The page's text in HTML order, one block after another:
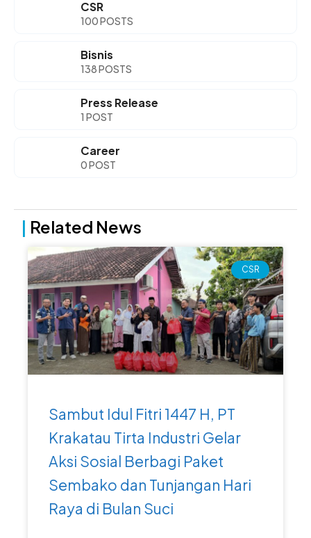
CSR
100 POSTS
Bisnis
138 POSTS
Press Release
1 POST
Career
0 POST
| Related News
CSR
Sambut Idul Fitri 1447 H, PT
Krakatau Tirta Industri Gelar
Aksi Sosial Berbagi Paket
Sembako dan Tunjangan Hari
Raya di Bulan Suci
PagePagePage Page